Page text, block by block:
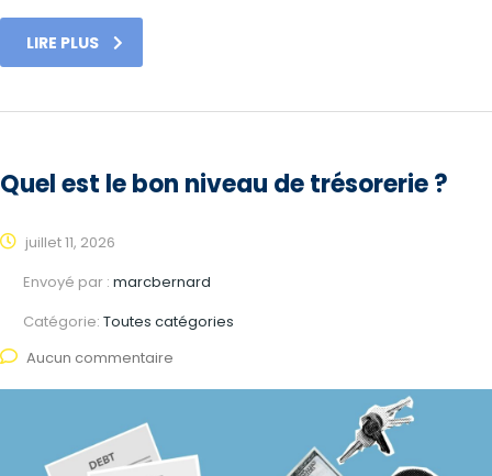
LIRE PLUS
Quel est le bon niveau de trésorerie ?
juillet 11, 2026
Envoyé par : marcbernard
Catégorie: Toutes catégories
Aucun commentaire